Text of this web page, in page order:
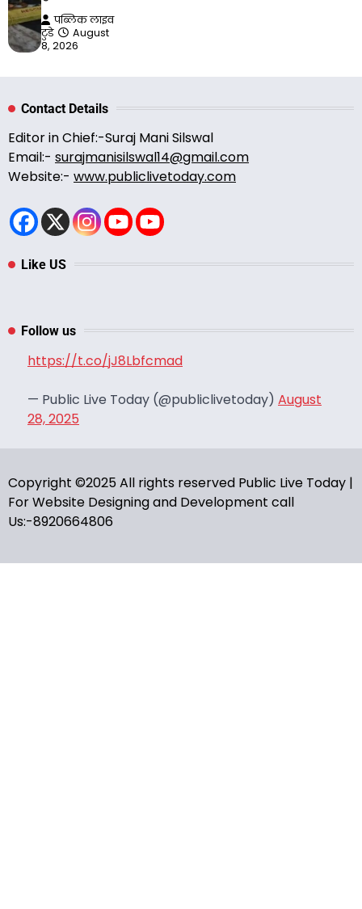
पब्लिक लाइव
टुडे
August
8, 2026
Contact Details
Editor in Chief:-Suraj Mani Silswal
Email:- surajmanisilswal14@gmail.com
Website:- www.publiclivetoday.com
Like US
Follow us
https://t.co/jJ8Lbfcmad
— Public Live Today (@publiclivetoday) August
28, 2025
Copyright ©2025 All rights reserved Public Live Today |
For Website Designing and Development call
Us:-8920664806